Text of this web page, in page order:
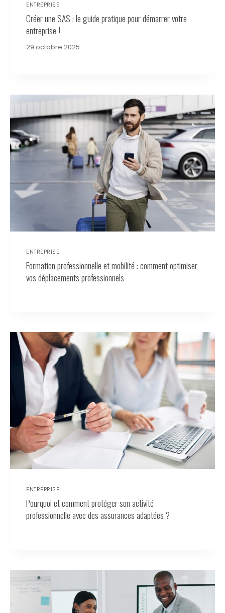
ENTREPRISE
Créer une SAS : le guide pratique pour démarrer votre
entreprise !
29 octobre 2025
ENTREPRISE
Formation professionnelle et mobilité : comment optimiser
vos déplacements professionnels
ENTREPRISE
Pourquoi et comment protéger son activité
professionnelle avec des assurances adaptées ?